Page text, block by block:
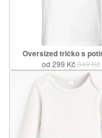
Oversized tričko s
od 299 Kč349 Kč